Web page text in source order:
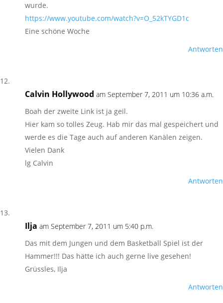
wurde.
https://www.youtube.com/watch?v=O_52kTYGD1c
Eine schöne Woche
Antworten
Calvin Hollywood am September 7, 2011 um 10:36 a.m.
Boah der zweite Link ist ja geil.
Hier kam so tolles Zeug. Hab mir das mal gespeichert und
werde es die Tage auch auf anderen Kanälen zeigen.
Vielen Dank
lg Calvin
Antworten
Ilja am September 7, 2011 um 5:40 p.m.
Das mit dem Jungen und dem Basketball Spiel ist der
Hammer!!! Das hätte ich auch gerne live gesehen!
Grüssles, Ilja
Antworten